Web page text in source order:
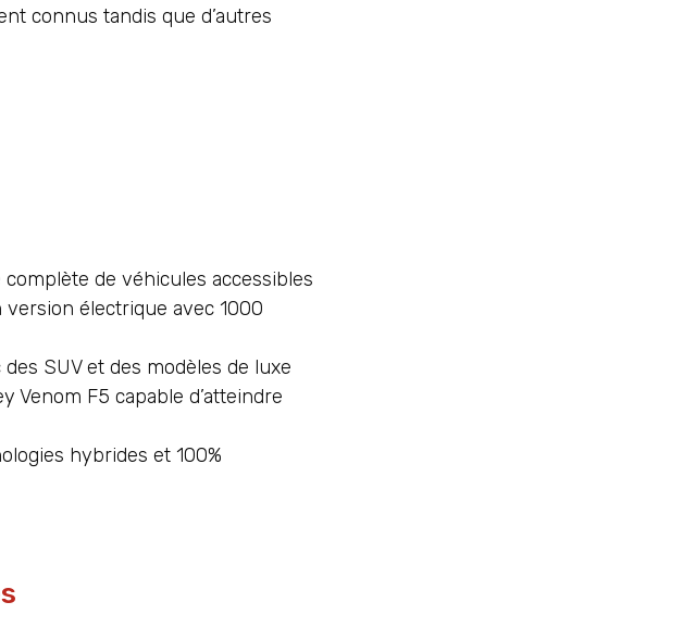
connus tandis que d’autres
de véhicules accessibles
électrique avec 1000
SUV et des modèles de luxe
F5 capable d’atteindre
hybrides et 100%